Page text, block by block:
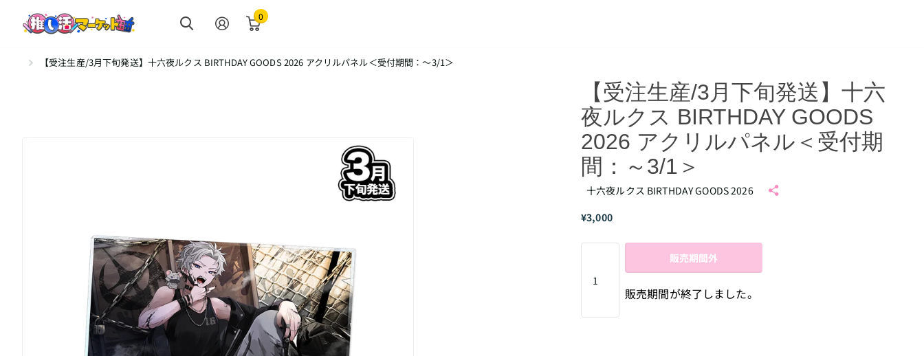
0
【受注生産/3月下旬発送】十六夜ルクス BIRTHDAY GOODS 2026 アクリルパネル＜受付期間：～3/1＞
【受注生産/3月下旬発送】十六
夜ルクス BIRTHDAY GOODS
2026 アクリルパネル＜受付期
間：～3/1＞
十六夜ルクス BIRTHDAY GOODS 2026
¥3,000
販売期間外
販売期間が終了しました。